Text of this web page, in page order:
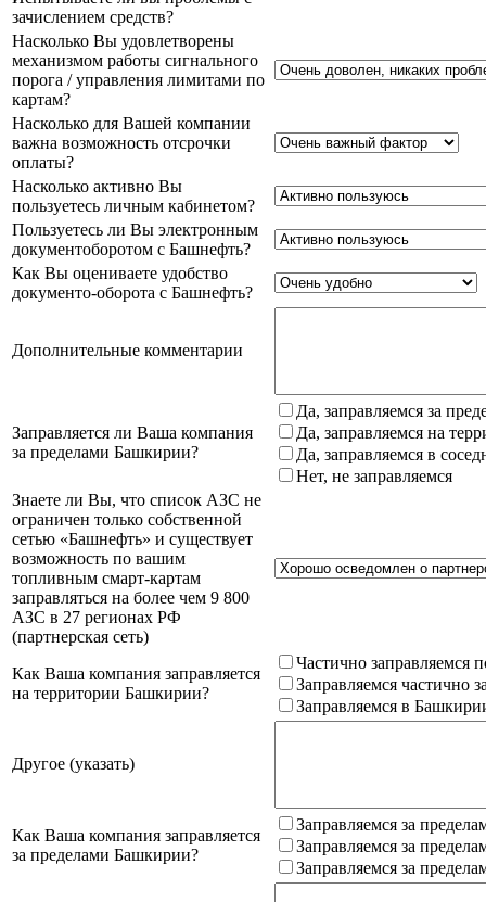
зачислением средств?
Насколько Вы удовлетворены
механизмом работы сигнального
порога / управления лимитами по
картам?
Насколько для Вашей компании
важна возможность отсрочки
оплаты?
Насколько активно Вы
пользуетесь личным кабинетом?
Пользуетесь ли Вы электронным
документоборотом с Башнефть?
Как Вы оцениваете удобство
документо-оборота с Башнефть?
Дополнительные комментарии
Заправляется ли Ваша компания
за пределами Башкирии?
Да, заправляемся за
Да, заправляемся на
Да, заправляемся в
Нет, не заправляемся
Знаете ли Вы, что список АЗС не
ограничен только собственной
сетью «Башнефть» и существует
возможность по вашим
топливным смарт-картам
заправляться на более чем 9 800
АЗС в 27 регионах РФ
(партнерская сеть)
Как Ваша компания заправляется
на территории Башкирии?
Частично заправляемся
Заправляемся частично
Заправляемся в
Другое (указать)
Как Ваша компания заправляется
за пределами Башкирии?
Заправляемся за
Заправляемся за
Заправляемся за